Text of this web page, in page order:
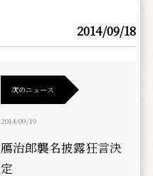
2014/09/18
次のニュース
2014/09/19
鴈治郎襲名披露狂言決
定